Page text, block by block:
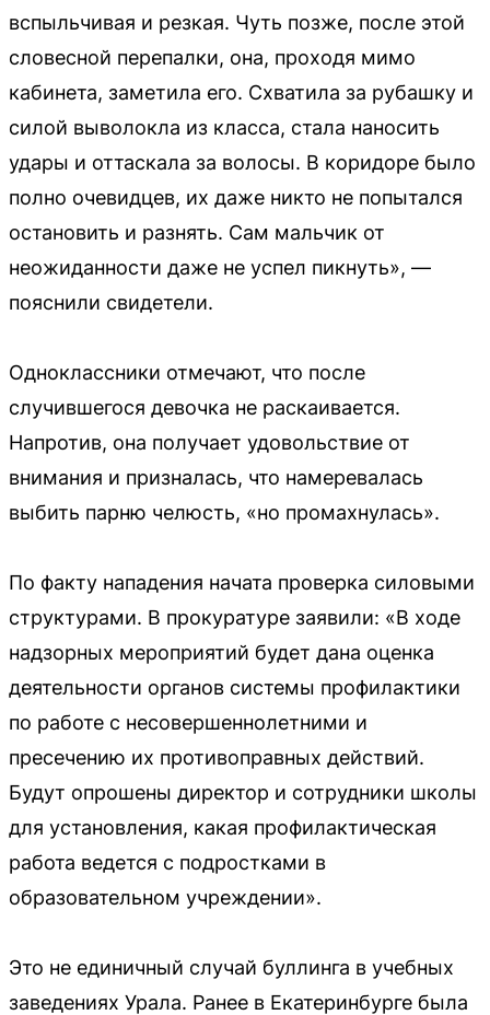
вспыльчивая и резкая. Чуть позже, после этой
словесной перепалки, она, проходя мимо
кабинета, заметила его. Схватила за рубашку и
силой выволокла из класса, стала наносить
удары и оттаскала за волосы. В коридоре было
полно очевидцев, их даже никто не попытался
остановить и разнять. Сам мальчик от
неожиданности даже не успел пикнуть», —
пояснили свидетели.
Одноклассники отмечают, что после
случившегося девочка не раскаивается.
Напротив, она получает удовольствие от
внимания и призналась, что намеревалась
выбить парню челюсть, «но промахнулась».
По факту нападения начата проверка силовыми
структурами. В прокуратуре заявили: «В ходе
надзорных мероприятий будет дана оценка
деятельности органов системы профилактики
по работе с несовершеннолетними и
пресечению их противоправных действий.
Будут опрошены директор и сотрудники школы
для установления, какая профилактическая
работа ведется с подростками в
образовательном учреждении».
Это не единичный случай буллинга в учебных
заведениях Урала. Ранее в Екатеринбурге была